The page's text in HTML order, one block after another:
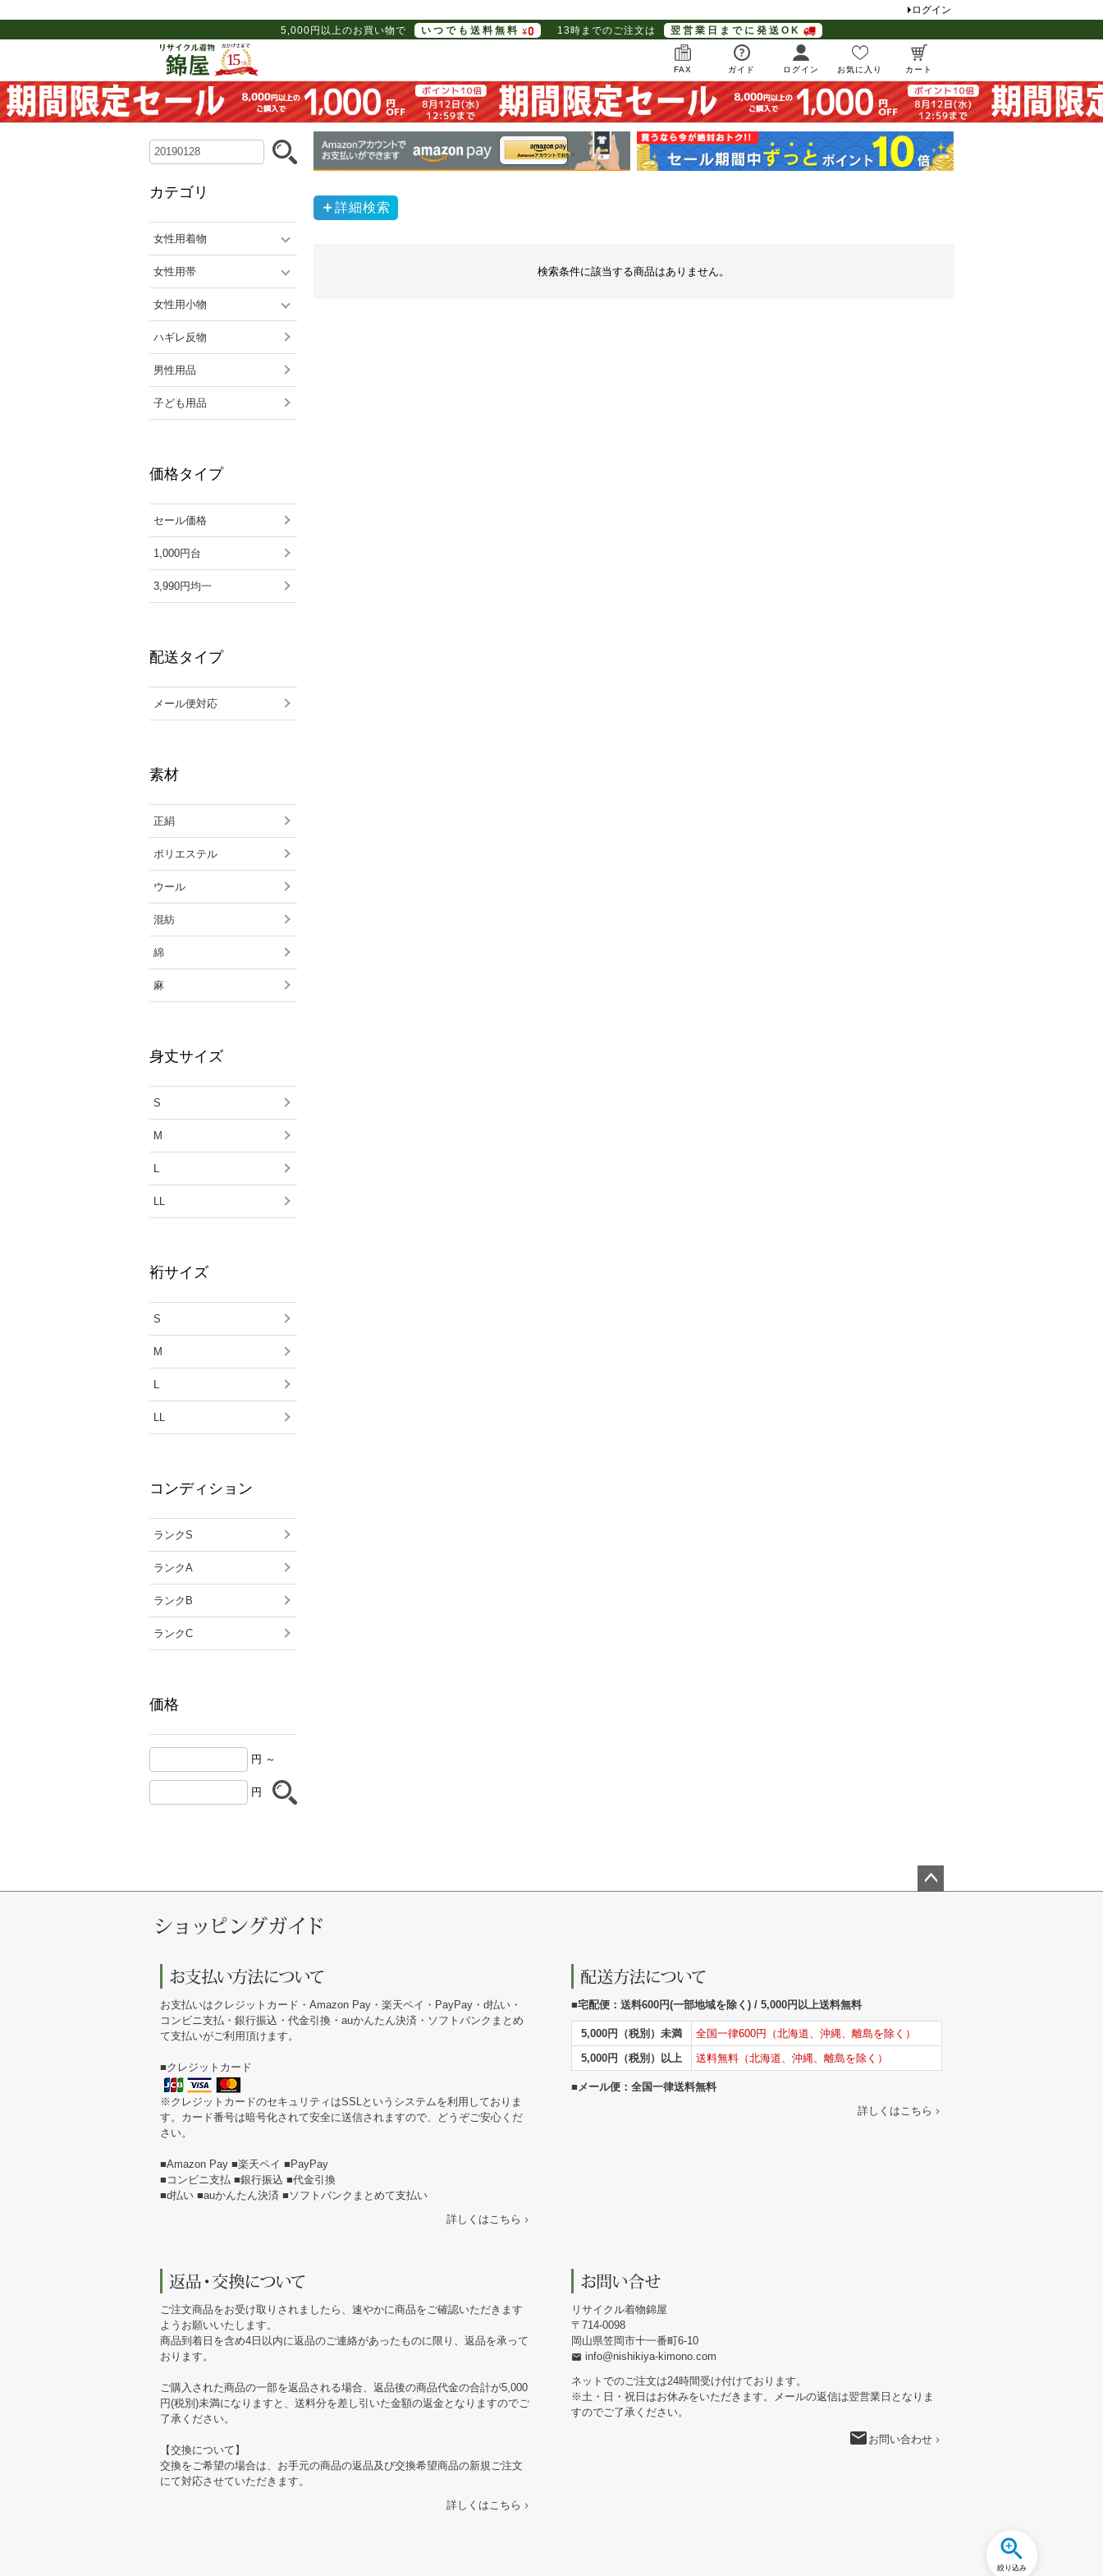
ログイン
5,000円以上のお買い物で
いつでも送料無料 13時までのご注文は 翌営業日までに発送OK
FAX ガイド ログイン お気に入り カート
カテゴリ
女性用着物
女性用帯
女性用小物
ハギレ反物
男性用品
子ども用品
価格タイプ
セール価格
1,000円台
3,990円均一
配送タイプ
メール便対応
素材
正絹
ポリエステル
ウール
混紡
綿
麻
身丈サイズ
S
M
L
LL
裄サイズ
S
M
L
LL
コンディション
ランクS
ランクA
ランクB
ランクC
価格
円 ～
円
詳細検索
検索条件に該当する商品はありません。
絞り込み
お支払いはクレジットカード・Amazon Pay・楽天ペイ・PayPay・d払い・
コンビニ支払・銀行振込・代金引換・auかんたん決済・ソフトバンクまとめ
て支払いがご利用頂けます。
■クレジットカード
※クレジットカードのセキュリティはSSLというシステムを利用しておりま
す。カード番号は暗号化されて安全に送信されますので、どうぞご安心くだ
さい。
■Amazon Pay ■楽天ペイ ■PayPay
■コンビニ支払 ■銀行振込 ■代金引換
■d払い ■auかんたん決済 ■ソフトバンクまとめて支払い
詳しくはこちら
■宅配便：送料600円(一部地域を除く) / 5,000円以上送料無料
5,000円（税別）未満
全国一律600円（北海道、沖縄、離島を除く）
5,000円（税別）以上
送料無料（北海道、沖縄、離島を除く）
■メール便：全国一律送料無料
詳しくはこちら
ご注文商品をお受け取りされましたら、速やかに商品をご確認いただきます
ようお願いいたします。
商品到着日を含め4日以内に返品のご連絡があったものに限り、返品を承って
おります。
ご購入された商品の一部を返品される場合、返品後の商品代金の合計が5,000
円(税別)未満になりますと、送料分を差し引いた金額の返金となりますのでご
了承ください。
【交換について】
交換をご希望の場合は、お手元の商品の返品及び交換希望商品の新規ご注文
にて対応させていただきます。
詳しくはこちら
リサイクル着物錦屋
714-0098
岡山県笠岡市十一番町6-10
info@nishikiya-kimono.com
ネットでのご注文は24時間受け付けております。
※土・日・祝日はお休みをいただきます。メールの返信は翌営業日となりま
すのでご了承ください。
email お問い合わせ